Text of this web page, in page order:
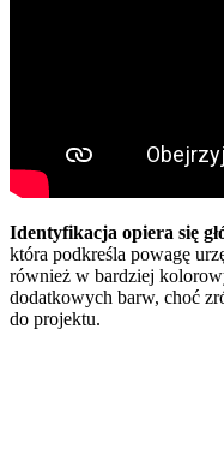
Identyfikacja opiera się
która podkreśla powagę
również w bardziej
dodatkowych barw, choć
do projektu.